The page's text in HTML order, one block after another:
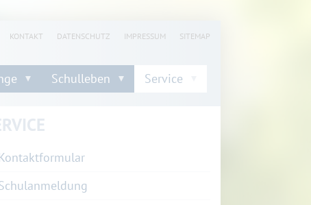
KONTAKT DATENSCHUTZ IMPRESSUM SITEMAP
Schulleben Service